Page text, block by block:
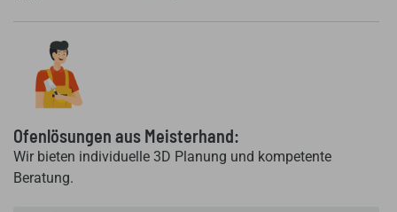
Ofenlösungen aus Meisterhand:
Wir bieten individuelle 3D Planung und kompetente
Beratung.